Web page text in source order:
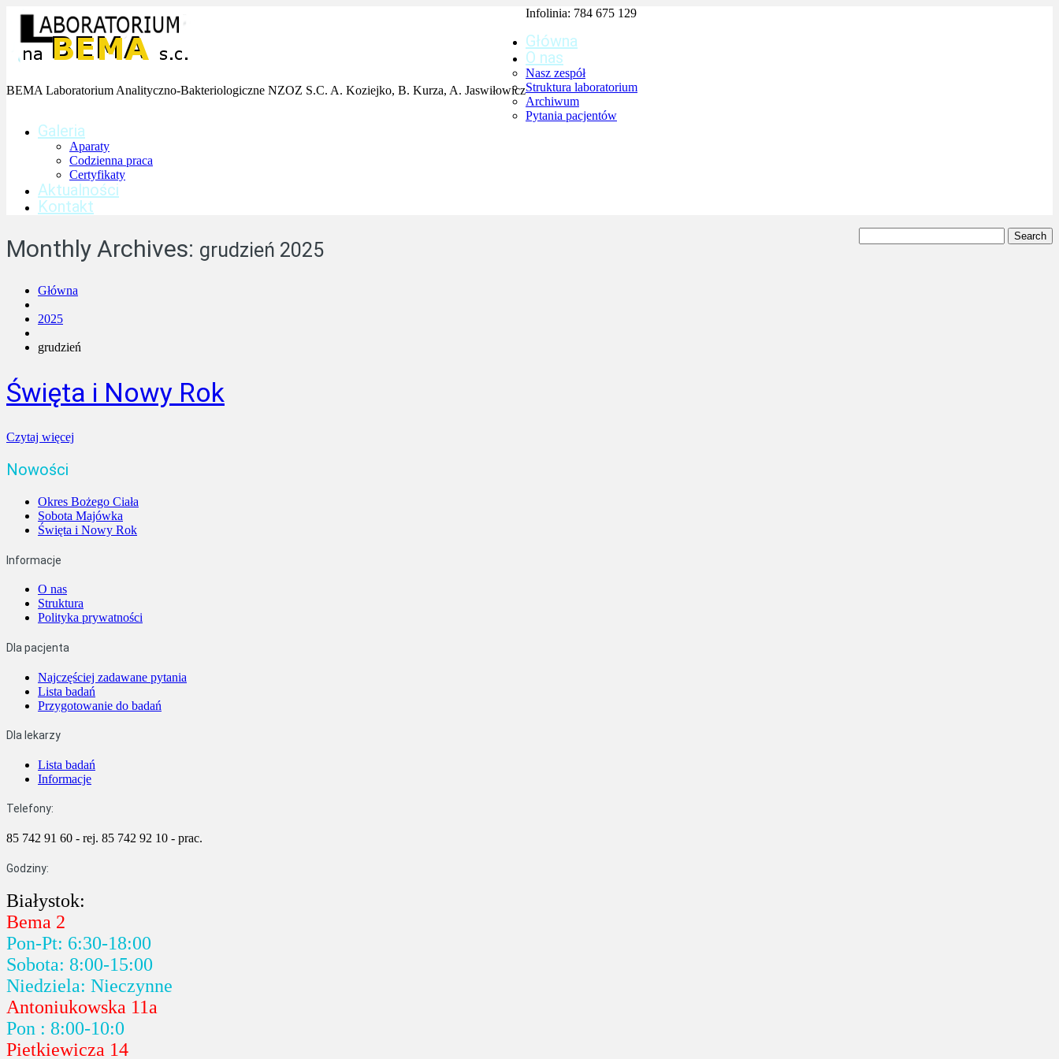
BEMA Laboratorium Analityczno-Bakteriologiczne NZOZ S.C. A. Koziejko, B. Kurza, A. Jaswiłowicz
Infolinia: 784 675 129
Główna
O nas
Nasz zespół
Struktura laboratorium
Archiwum
Pytania pacjentów
Galeria
Aparaty
Codzienna praca
Certyfikaty
Aktualności
Kontakt
Monthly Archives: grudzień 2025
Główna
2025
grudzień
Święta i Nowy Rok
Czytaj więcej
Nowości
Okres Bożego Ciała
Sobota Majówka
Święta i Nowy Rok
Informacje
O nas
Struktura
Polityka prywatności
Dla pacjenta
Najczęściej zadawane pytania
Lista badań
Przygotowanie do badań
Dla lekarzy
Lista badań
Informacje
Telefony:
85 742 91 60 - rej. 85 742 92 10 - prac.
Godziny:
Białystok:
Bema 2
Pon-Pt: 6:30-18:00
Sobota: 8:00-15:00
Niedziela: Nieczynne
Antoniukowska 11a
Pon : 8:00-10:0
Pietkiewicza 14